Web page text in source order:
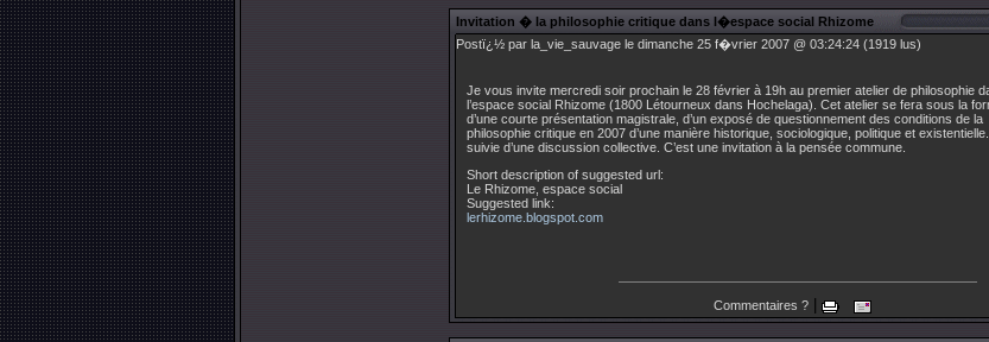
Invitation � la philosophie critique dans l�espace social Rhizome
Postï¿½ par la_vie_sauvage le dimanche 25 f�vrier 2007 @ 03:24:24 (1919 lus)
Je vous invite mercredi soir prochain le 28 février à 19h au premier atelier de philosophie
l’espace social Rhizome (1800 Létourneux dans Hochelaga). Cet atelier se fera sous la
d’une courte présentation magistrale, d’un exposé de questionnement des conditions de la
philosophie critique en 2007 d’une manière historique, sociologique, politique et
suivie d’une discussion collective. C’est une invitation à la pensée commune.
Short description of suggested url:
Le Rhizome, espace social
Suggested link:
lerhizome.blogspot.com
Commentaires ?